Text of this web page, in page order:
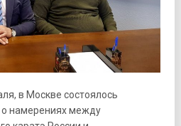
в Москве состоялось
намерениях между